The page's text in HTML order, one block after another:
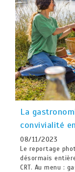
La
convivialité
08/11/2023
Le reportage
désormais
CRT. Au menu :